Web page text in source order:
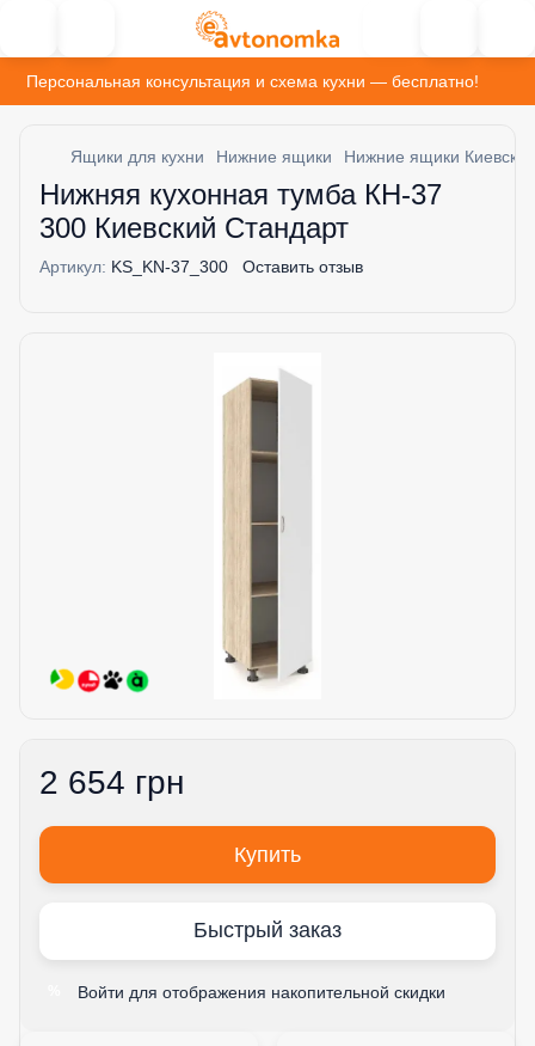
Персональная консультация и схема кухни — бесплатно!
Ящики для кухни Нижние ящики Нижние ящики
Нижняя кухонная тумба КН-37
300 Киевский Стандарт
Артикул: KS_KN-37_300 Оставить отзыв
2 654 грн
Купить
Быстрый заказ
Войти для отображения накопительной скидки